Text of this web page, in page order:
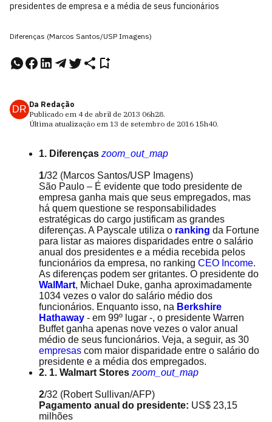
presidentes de empresa e a média de seus funcionários
Diferenças (Marcos Santos/USP Imagens)
DR Da Redação
Publicado em 4 de abril de 2013 06h28.
Última atualização em 13 de setembro de 2016 15h40.
1. Diferenças zoom_out_map
1/32 (Marcos Santos/USP Imagens)
São Paulo – É evidente que todo presidente de
empresa ganha mais que seus empregados, mas
há quem questione se responsabilidades
estratégicas do cargo justificam as grandes
diferenças. A Payscale utiliza o ranking da Fortune
para listar as maiores disparidades entre o salário
anual dos presidentes e a média recebida pelos
funcionários da empresa, no ranking CEO Income.
As diferenças podem ser gritantes. O presidente do
WalMart, Michael Duke, ganha aproximadamente
1034 vezes o valor do salário médio dos
funcionários. Enquanto isso, na Berkshire
Hathaway - em 99º lugar -, o presidente Warren
Buffet ganha apenas nove vezes o valor anual
médio de seus funcionários. Veja, a seguir, as 30
empresas com maior disparidade entre o salário do
presidente e a média dos empregados.
2. 1. Walmart Stores zoom_out_map
2/32 (Robert Sullivan/AFP)
Pagamento anual do presidente: US$ 23,15
milhões